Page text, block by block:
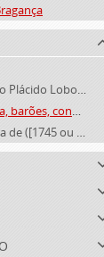
Quaresma, José António Plácido Lobo da Silveira (1769-1844)
Lobo da Silveira. Família, barões, condes e marqueses de Alvito (1475-1910)
Meneses, Maria Bárbara de ([1745 ou 1751]-[post. 1784])